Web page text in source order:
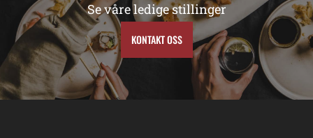
Se våre ledige stillinger
KONTAKT OSS